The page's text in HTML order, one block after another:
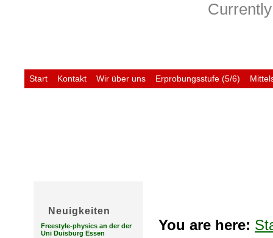
Start Kontakt Wir über uns Erprobungsstufe (5/6)
Neuigkeiten
Freestyle-physics an der der
Uni Duisburg Essen
You are here: